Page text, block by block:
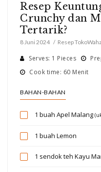
Resep
Crunchy dan
Tertarik?
8 Juni 2024 Resep
Serves: 1 Pieces
Cook time: 60 Menit
BAHAN-BAHAN
1 buah Apel Malang
1 buah Lemon
1 sendok teh Kayu